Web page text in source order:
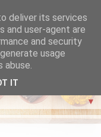
suivant la méthode
▼
deliver its services
and user-agent are
and security
usage
abuse.
IT